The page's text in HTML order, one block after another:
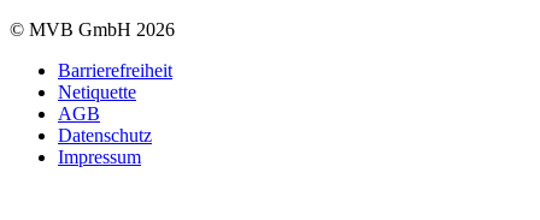
© MVB GmbH 2026
Barrierefreiheit
Netiquette
AGB
Datenschutz
Impressum